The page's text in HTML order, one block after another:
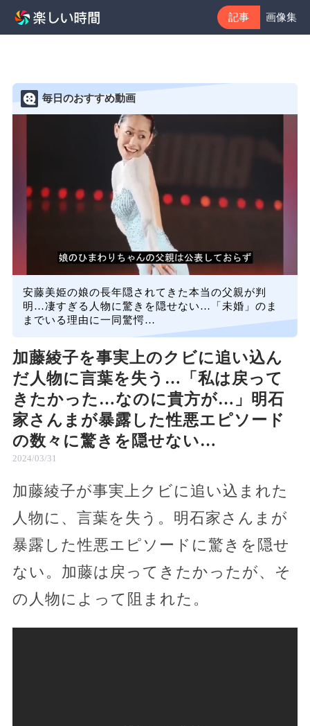
記事 画像集
毎日のおすすめ動画
安藤美姫の娘の長年隠されてきた本当の父親が判
明…凄すぎる人物に驚きを隠せない…「未婚」のま
までいる理由に一同驚愕…
加藤綾子を事実上のクビに追い込ん
だ人物に言葉を失う…「私は戻って
きたかった…なのに貴方が…」明石
家さんまが暴露した性悪エピソード
の数々に驚きを隠せない…
2024/03/31
加藤綾子が事実上クビに追い込まれた
人物に、言葉を失う。明石家さんまが
暴露した性悪エピソードに驚きを隠せ
ない。加藤は戻ってきたかったが、そ
の人物によって阻まれた。